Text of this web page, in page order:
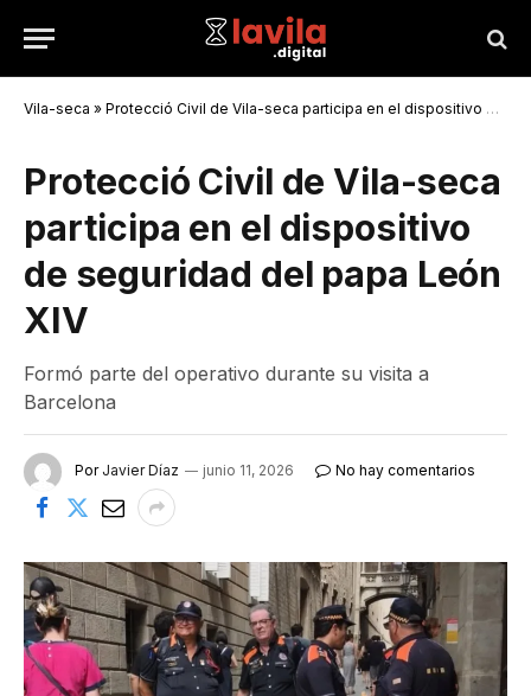
Vila-seca » Protecció Civil de Vila-seca participa en el dispositivo de seguridad del papa León XIV
Protecció Civil de Vila-seca
participa en el dispositivo
de seguridad del papa León
XIV
Formó parte del operativo durante su visita a
Barcelona
Por Javier Díaz junio 11, 2026 No hay comentarios